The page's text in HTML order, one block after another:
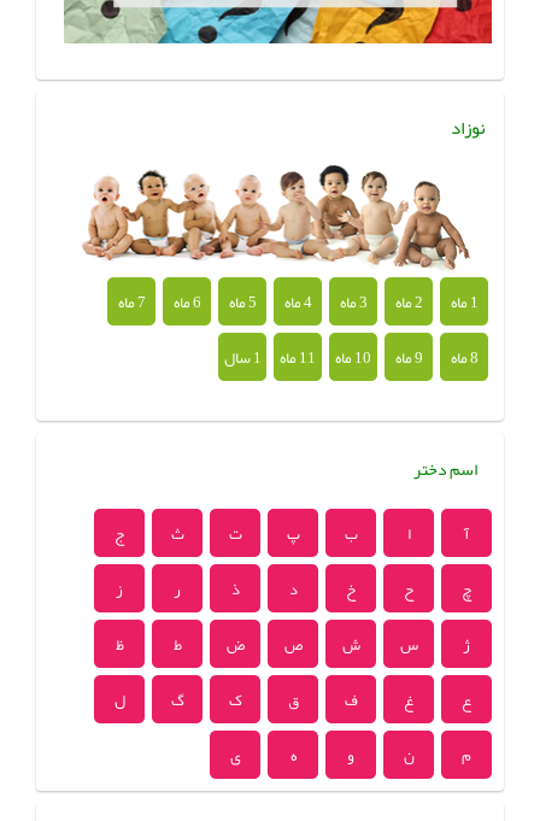
نوزاد
1 ماه 2 ماه 3 ماه 4 ماه 5 ماه 6 ماه
7 ماه
8 ماه
9 ماه 10 ماه 11 ماه 1 سال
اسم دختر
آ ا ب پ ت ث
ج
چ
ح خ د ذ ر
ز
ژ
س ش ص ض ط
ظ
ع
غ ف ق ک گ
ل
م
ن و ه ی